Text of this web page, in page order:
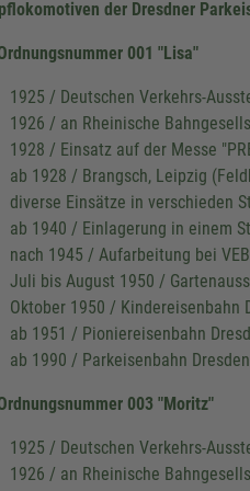
der Dresdner
001 "Lisa"
1925 / Deutschen Verkehrs-
1926 / an Rheinische
1928 / Einsatz auf der Messe
ab 1928 / Brangsch, Leipzig
diverse Einsätze in verschieden
ab 1940 / Einlagerung in einem
nach 1945 / Aufarbeitung bei
Juli bis August 1950 /
Oktober 1950 / Kindereisenbahn
ab 1951 / Pioniereisenbahn
ab 1990 / Parkeisenbahn Dresden
003 "Moritz"
1925 / Deutschen Verkehrs-
1926 / an Rheinische